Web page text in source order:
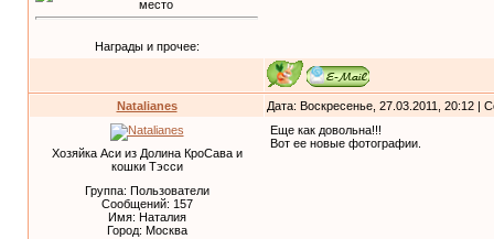
Награды и прочее:
Natalianes Дата: Воскресенье, 27.03.2011, 20:12 |
Хозяйка Аси из Долина КроСава и
кошки Тэсси
Группа: Пользователи
Сообщений: 157
Имя: Наталия
Город: Москва
Еще как довольна!!!
Вот ее новые фотографии.